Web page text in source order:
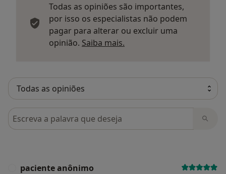
Todas as opiniões são importantes,
por isso os especialistas não podem
pagar para alterar ou excluir uma
opinião. Saiba mais.
Pesquisar em opiniões
paciente anônimo